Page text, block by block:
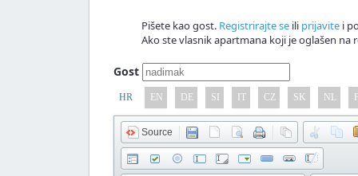
Pišete kao gost. Registrirajte se ili prijavite i
Ako ste vlasnik apartmana koji je oglašen
Gost
HR EN DE SI IT CZ SK NL
Source